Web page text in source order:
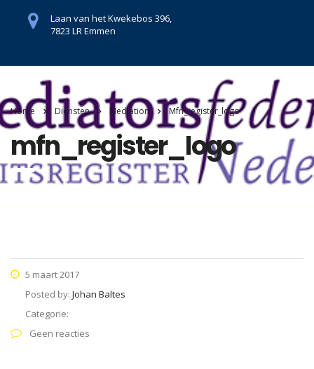
Laan van het Kwekebos 396,
7823 LR Emmen
Home Diensten Mediation Mfn_register_logo
mfn_register_logo
5 maart 2017
Posted by: Johan Baltes
Categorie:
Geen reacties